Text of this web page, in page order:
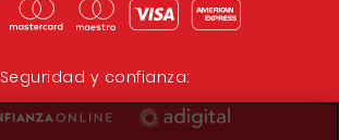
Seguridad y confianza: